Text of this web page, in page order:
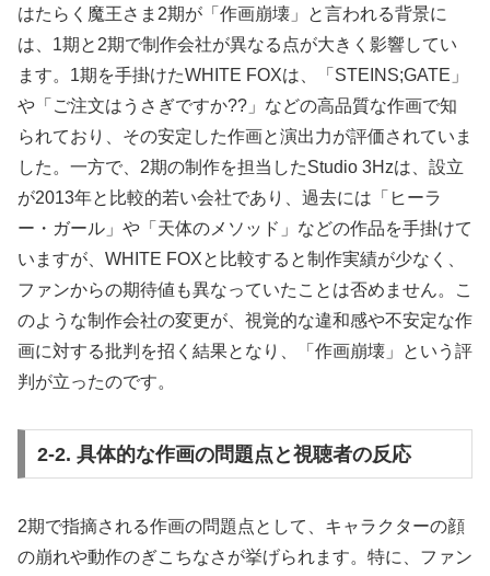
はたらく魔王さま2期が「作画崩壊」と言われる背景に
は、1期と2期で制作会社が異なる点が大きく影響してい
ます。1期を手掛けたWHITE FOXは、「STEINS;GATE」
や「ご注文はうさぎですか??」などの高品質な作画で知
られており、その安定した作画と演出力が評価されていま
した。一方で、2期の制作を担当したStudio 3Hzは、設立
が2013年と比較的若い会社であり、過去には「ヒーラ
ー・ガール」や「天体のメソッド」などの作品を手掛けて
いますが、WHITE FOXと比較すると制作実績が少なく、
ファンからの期待値も異なっていたことは否めません。こ
のような制作会社の変更が、視覚的な違和感や不安定な作
画に対する批判を招く結果となり、「作画崩壊」という評
判が立ったのです。
2-2. 具体的な作画の問題点と視聴者の反応
2期で指摘される作画の問題点として、キャラクターの顔
の崩れや動作のぎこちなさが挙げられます。特に、ファン